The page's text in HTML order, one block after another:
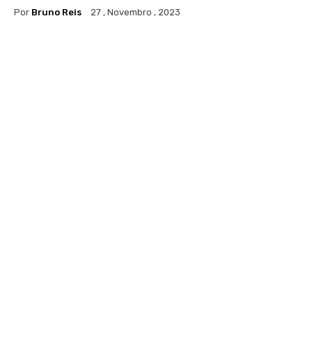
Por Bruno Reis 27 , Novembro , 2023